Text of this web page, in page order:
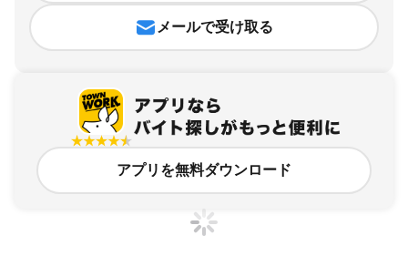
メールで受け取る
アプリを無料ダウンロード